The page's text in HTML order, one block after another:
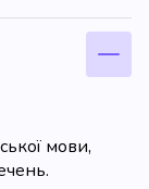
мови,